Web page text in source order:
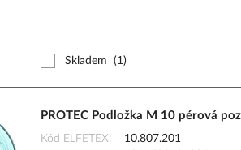
Skladem (1)
PROTEC Podložka M 10 pérová
Kód ELFETEX
10.807.201